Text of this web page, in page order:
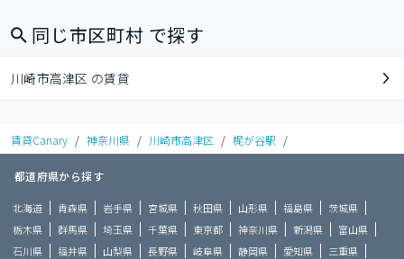
同じ市区町村 で探す
川崎市高津区 の賃貸
賃貸Canary / 神奈川県 / 川崎市高津区 / 梶が谷駅 /
都道府県から探す
北海道 青森県 岩手県 宮城県 秋田県 山形県 福島県
茨城県
栃木県
群馬県 埼玉県 千葉県 東京都 神奈川県 新潟県
富山県
石川県
福井県 山梨県 長野県 岐阜県 静岡県 愛知県
三重県